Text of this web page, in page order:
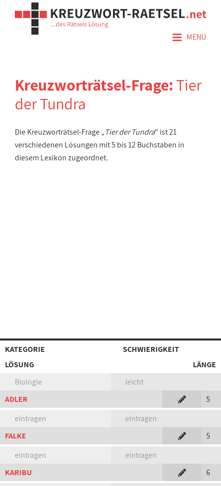
≡ MENÜ
Kreuzworträtsel-Frage:Tier
der Tundra
Die Kreuzworträtsel-Frage „Tier der Tundra“ ist 21
verschiedenen Lösungen mit 5 bis 12 Buchstaben in
diesem Lexikon zugeordnet.
KATEGORIE
SCHWIERIGKEIT
LÖSUNG
LÄNGE
Biologie
leicht
ADLER
5
eintragen
eintragen
FALKE
5
eintragen
eintragen
KARIBU
6